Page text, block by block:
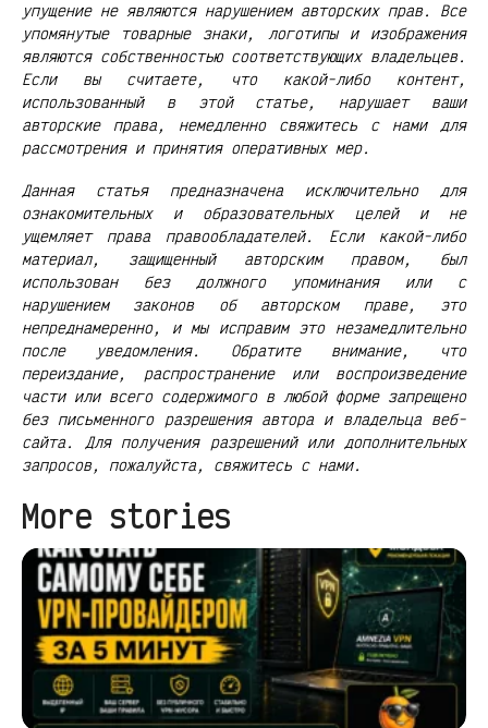
упущение не являются нарушением авторских прав. Все
упомянутые товарные знаки, логотипы и изображения
являются собственностью соответствующих владельцев.
Если вы считаете, что какой-либо контент,
использованный в этой статье, нарушает ваши
авторские права, немедленно свяжитесь с нами для
рассмотрения и принятия оперативных мер.
Данная статья предназначена исключительно для
ознакомительных и образовательных целей и не
ущемляет права правообладателей. Если какой-либо
материал, защищенный авторским правом, был
использован без должного упоминания или с
нарушением законов об авторском праве, это
непреднамеренно, и мы исправим это незамедлительно
после уведомления. Обратите внимание, что
переиздание, распространение или воспроизведение
части или всего содержимого в любой форме запрещено
без письменного разрешения автора и владельца веб-
сайта. Для получения разрешений или дополнительных
запросов, пожалуйста, свяжитесь с нами.
More stories